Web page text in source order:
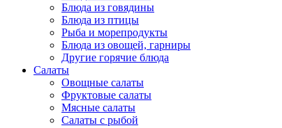
Блюда из говядины
Блюда из птицы
Рыба и морепродукты
Блюда из овощей, гарниры
Другие горячие блюда
Салаты
Овощные салаты
Фруктовые салаты
Мясные салаты
Салаты с рыбой